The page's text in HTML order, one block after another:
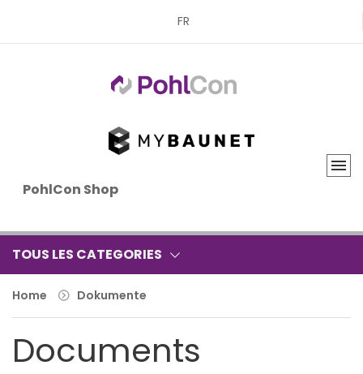
FR
PohlCon Shop
TOUS LES CATEGORIES
Home Dokumente
Documents